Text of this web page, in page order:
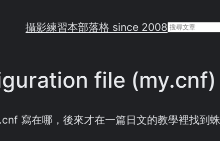
攝影練習本部落格 since 2008Search
file (my.cnf)
寫在哪，後來才在一篇日文的教學裡找到蛛